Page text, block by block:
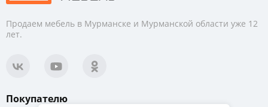
Продаем мебель в Мурманске и Мурманской области уже 12
лет.
Покупателю